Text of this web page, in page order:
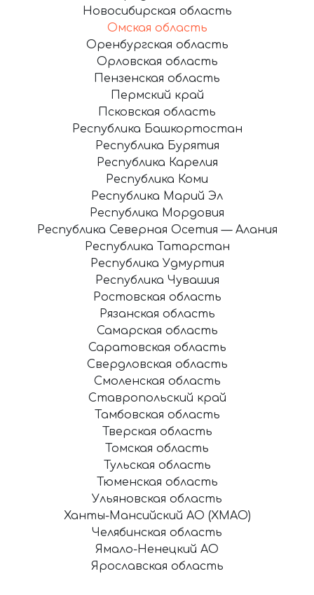
Новосибирская область
Омская область
Оренбургская область
Орловская область
Пензенская область
Пермский край
Псковская область
Республика Башкортостан
Республика Бурятия
Республика Карелия
Республика Коми
Республика Марий Эл
Республика Мордовия
Республика Северная Осетия — Алания
Республика Татарстан
Республика Удмуртия
Республика Чувашия
Ростовская область
Рязанская область
Самарская область
Саратовская область
Свердловская область
Смоленская область
Ставропольский край
Тамбовская область
Тверская область
Томская область
Тульская область
Тюменская область
Ульяновская область
Ханты-Мансийский АО (ХМАО)
Челябинская область
Ямало-Ненецкий АО
Ярославская область